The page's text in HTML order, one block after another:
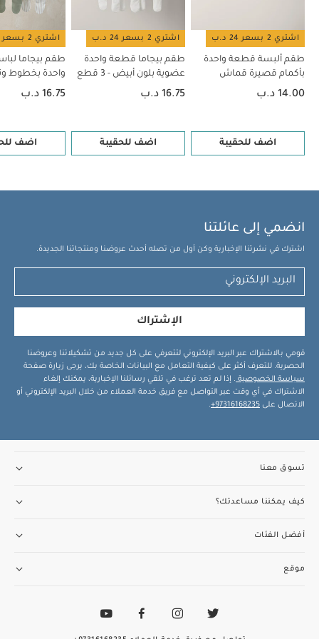
اشتري 2 بسعر 24 د.ب
طقم ألبسة قطعة واحدة
بأكمام قصيرة قماش
عضوي بلون أبيض - 5 قطع
14.00 د.ب
اضف للحقيبة
اشتري 2 بسعر 24 د.ب
طقم بيجاما قطعة واحدة
عضوية بلون أبيض - 3 قطع
16.75 د.ب
اضف للحقيبة
اشتري 2 بسعر 24 د.ب
طقم بيجاما
واحدة بخطوط
16.75 د.ب
اضف
انضمي إلى عائلتنا
اشترك في نشرتنا الإخبارية وكن أول من تصله أحدث عروضنا ومنتجاتنا الجديدة.
الإشتراك
قومي بالاشتراك عبر البريد الإلكتروني لتتعرفي على كل جديد من تشكيلاتنا وعروضنا
الحصرية. للتعرف أكثر على كيفية التعامل مع البيانات الخاصة بك، يرجى زيارة صفحة
سياسة الخصوصية . إذا لم تعد ترغب في تلقي رسائلنا الإخبارية، يمكنك إلغاء
الاشتراك في أي وقت عبر التواصل مع فريق خدمة العملاء من خلال البريد الإلكتروني أو
الاتصال على 97316168235+
.
تسوق معنا
كيف يمكننا مساعدتك؟
أفضل الفئات
موقع